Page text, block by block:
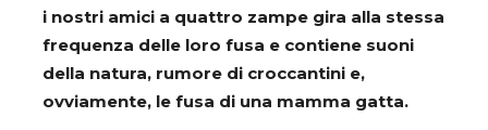
i nostri amici a quattro zampe gira alla stessa
frequenza delle loro fusa e contiene suoni
della natura, rumore di croccantini e,
ovviamente, le fusa di una mamma gatta.